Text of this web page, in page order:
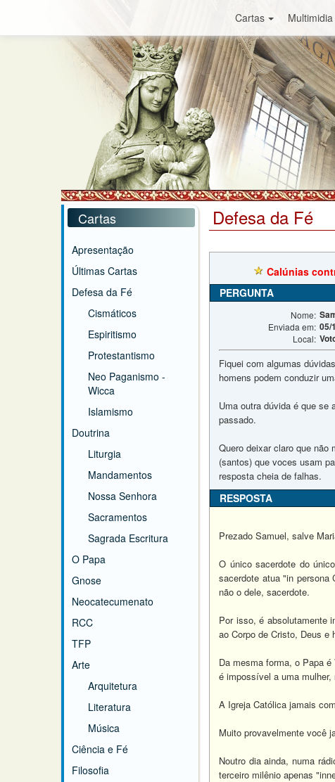
Cartas Multimidia
Cartas
Apresentação
Últimas Cartas
Defesa da Fé
Cismáticos
Espiritismo
Protestantismo
Neo Paganismo -
Wicca
Islamismo
Doutrina
Liturgia
Mandamentos
Nossa Senhora
Sacramentos
Sagrada Escritura
O Papa
Gnose
Neocatecumenato
RCC
TFP
Arte
Arquitetura
Literatura
Música
Ciência e Fé
Filosofia
Defesa da Fé
Calúnias
PERGUNTA
Nome:
Enviada em: 05/
Local:
Fiquei com algumas
homens podem conduzir
Uma outra dúvida é que
passado.
Quero deixar claro que
(santos) que voces usam
resposta cheia de falhas.
RESPOSTA
Prezado Samuel, salve
O único sacerdote do
sacerdote atua "in
não o dele, sacerdote.
Por isso, é absolutamente
ao Corpo de Cristo, Deus e
Da mesma forma, o Papa
é impossível a uma mulher,
A Igreja Católica jamais
Muito provavelmente você
Noutro dia ainda, numa
terceiro milênio apenas